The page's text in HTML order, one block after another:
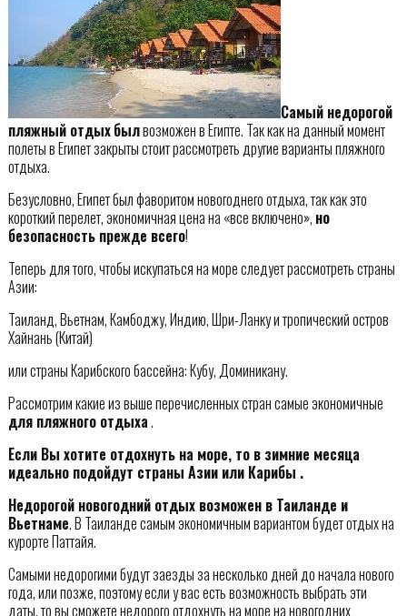
Самый недорогой
пляжный отдыхбылвозможен в Египте. Так как на данный момент
полеты в Египет закрыты стоит рассмотреть другие варианты пляжного
отдыха.
Безусловно, Египет был фаворитом новогоднего отдыха, так как это
короткий перелет, экономичная цена на «все включено», но
безопасность прежде всего!
Теперь для того, чтобы искупаться на море следует рассмотреть страны
Азии:
Таиланд, Вьетнам, Камбоджу, Индию, Шри-Ланку и тропический остров
Хайнань (Китай)
или страны Карибского бассейна: Кубу, Доминикану.
Рассмотрим какие из выше перечисленных стран самые экономичные
для пляжного отдыха.
Если Вы хотите отдохнуть на море, то в зимние месяца
идеально подойдут страны Азии или Карибы .
Недорогой новогодний отдых возможен в Таиланде и
Вьетнаме. В Таиланде самым экономичным вариантом будет отдых на
курорте Паттайя.
Самыми недорогими будут заезды за несколько дней до начала нового
года, или позже, поэтому если у вас есть возможность выбрать эти
даты, то вы сможете недорого отдохнуть на море на новогодних